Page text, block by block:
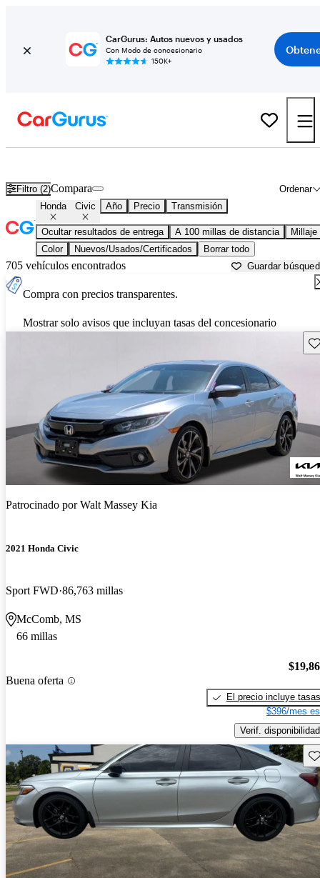
CarGurus: Autos nuevos y usados
Con Modo de concesionario
150K+
Filtro (2) Ordenar
Compara
Honda Civic Año Precio Transmisión
Ocultar resultados de entrega A 100 millas de distancia
Millaje
Color
Nuevos/Usados/Certificados Borrar todo
705 vehículos encontrados Guardar
Compra con precios transparentes.
Mostrar solo avisos que incluyan tasas del concesionario
Patrocinado porWalt Massey Kia
2021 Honda Civic
Sport FWD 86,763 millas
McComb, MS
66 millas
Buena oferta
El precio incluye tasas
$396/mes
Verif. disponibilidad